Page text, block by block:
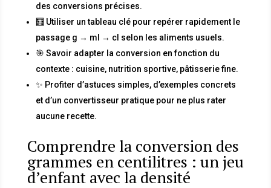
des conversions précises.
🧮 Utiliser un tableau clé pour repérer rapidement le
passage g → ml → cl selon les aliments usuels.
🎯 Savoir adapter la conversion en fonction du
contexte : cuisine, nutrition sportive, pâtisserie fine.
✨ Profiter d’astuces simples, d’exemples concrets
et d’un convertisseur pratique pour ne plus rater
aucune recette.
Comprendre la conversion des
grammes en centilitres : un jeu
d’enfant avec la densité